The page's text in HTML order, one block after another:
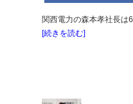
関西電力の森本孝社長は
[続きを読む]